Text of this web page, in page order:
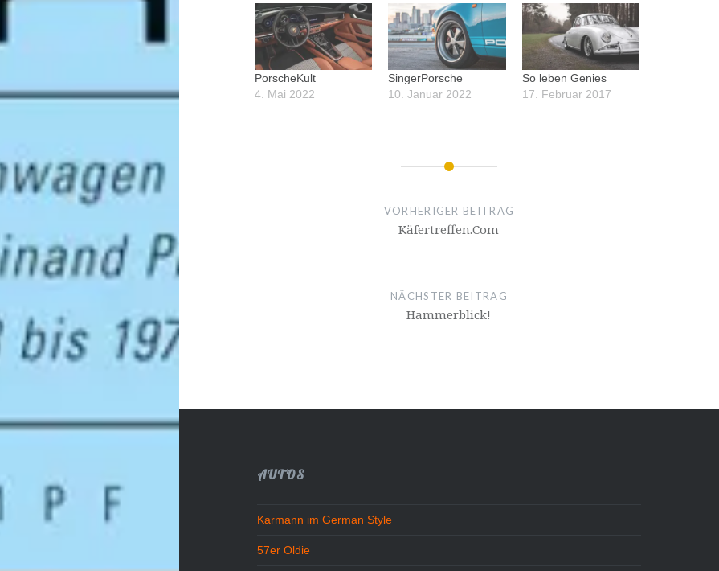
PorscheKult
4. Mai 2022
SingerPorsche
10. Januar 2022
So leben Genies
17. Februar 2017
VORHERIGER BEITRAG
Käfertreffen.Com
NÄCHSTER BEITRAG
Hammerblick!
AUTOS
Karmann im German Style
57er Oldie